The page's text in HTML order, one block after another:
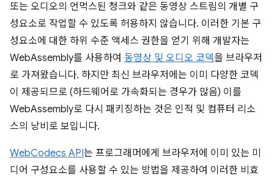
또는 오디오의 언먹스된 청크와 같은 동영상 스트림의 개별 구
성요소로 작업할 수 있도록 허용하지 않습니다. 이러한 기본 구
성요소에 대한 하위 수준 액세스 권한을 얻기 위해 개발자는
WebAssembly를 사용하여 동영상 및 오디오 코덱을 브라우저
로 가져왔습니다. 하지만 최신 브라우저에는 이미 다양한 코덱
이 제공되므로 (하드웨어로 가속화되는 경우가 많음) 이를
WebAssembly로 다시 패키징하는 것은 인적 및 컴퓨터 리소
스의 낭비로 보입니다.
WebCodecs API는 프로그래머에게 브라우저에 이미 있는 미
디어 구성요소를 사용할 수 있는 방법을 제공하여 이러한 비효